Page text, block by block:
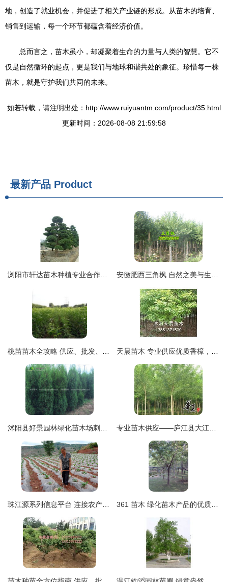
地，创造了就业机会，并促进了相关产业链的形成。从苗木的培育、
销售到运输，每一个环节都蕴含着经济价值。
总而言之，苗木虽小，却凝聚着生命的力量与人类的智慧。它不
仅是自然循环的起点，更是我们与地球和谐共处的象征。珍惜每一株
苗木，就是守护我们共同的未来。
如若转载，请注明出处：http://www.ruiyuantm.com/product/35.html
更新时间：2026-08-08 21:59:58
最新产品 Product